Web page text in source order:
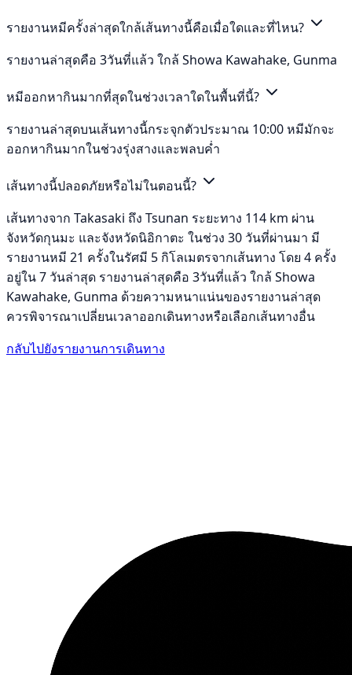
รายงานหมีครั้งล่าสุดใกล้เส้นทางนี้คือเมื่อใดและที่ไหน?
รายงานล่าสุดคือ 3วันที่แล้ว ใกล้ Showa Kawahake, Gunma
หมีออกหากินมากที่สุดในช่วงเวลาใดในพื้นที่นี้?
รายงานล่าสุดบนเส้นทางนี้กระจุกตัวประมาณ 10:00 หมีมักจะ
ออกหากินมากในช่วงรุ่งสางและพลบค่ำ
เส้นทางนี้ปลอดภัยหรือไม่ในตอนนี้?
เส้นทางจาก Takasaki ถึง Tsunan ระยะทาง 114 km ผ่าน
จังหวัดกุนมะ และจังหวัดนิอิกาตะ ในช่วง 30 วันที่ผ่านมา มี
รายงานหมี 21 ครั้งในรัศมี 5 กิโลเมตรจากเส้นทาง โดย 4 ครั้ง
อยู่ใน 7 วันล่าสุด รายงานล่าสุดคือ 3วันที่แล้ว ใกล้ Showa
Kawahake, Gunma ด้วยความหนาแน่นของรายงานล่าสุด
ควรพิจารณาเปลี่ยนเวลาออกเดินทางหรือเลือกเส้นทางอื่น
กลับไปยังรายงานการเดินทาง